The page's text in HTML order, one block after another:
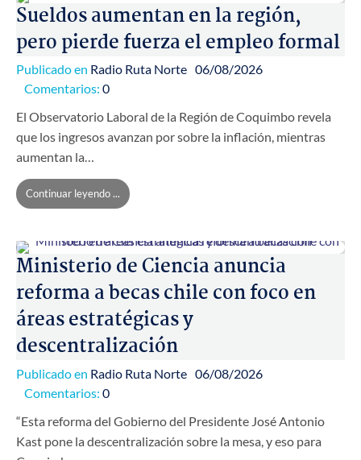
Sueldos aumentan en la región,
pero pierde fuerza el empleo formal
Publicado en Radio Ruta Norte 06/08/2026
Comentarios: 0
El Observatorio Laboral de la Región de Coquimbo revela
que los ingresos avanzan por sobre la inflación, mientras
aumentan la…
Continuar leyendo ...
Ministerio de Ciencia anuncia
reforma a becas chile con foco en
áreas estratégicas y
descentralización
Publicado en Radio Ruta Norte 06/08/2026
Comentarios: 0
“Esta reforma del Gobierno del Presidente José Antonio
Kast pone la descentralización sobre la mesa, y eso para